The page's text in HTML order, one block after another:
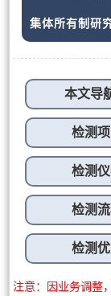
集体所有制研
本文导
检测项
检测
检测
检测
注意：因业务调整